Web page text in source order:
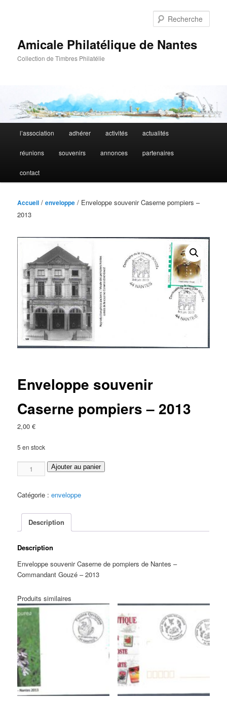
Amicale Philatélique de Nantes
Collection de Timbres Philatélie
l’association adhérer activités actualités
réunions souvenirs annonces partenaires
contact
Accueil /enveloppe / Enveloppe souvenir Caserne pompiers –
2013
Enveloppe souvenir
Caserne pompiers – 2013
2,00€
5 en stock
quantité
de
souvenir
pompiers
-
Ajouter au panier
Catégorie :enveloppe
Description
Description
Enveloppe souvenir Caserne de pompiers de Nantes –
Commandant Gouzé – 2013
Produits similaires